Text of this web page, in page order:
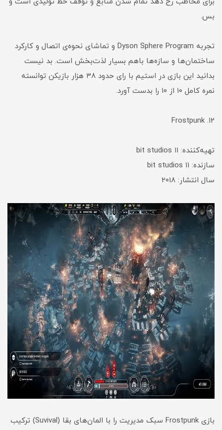
بس.
تجربه Dyson Sphere Program و تماشای نحوه‌ی اتصال و کارکرد
ساختمان‌ها و سازه‌ها باهم بسیار لذت‌بخش است. بد نیست
بدانید این بازی در استیم با رای حدود ۳۸ هزار بازیکن توانسته
نمره کامل ۱۰ از ۱۰ را بدست آورد.
۱۲. Frostpunk
تهیه‌کننده: ۱۱ bit studios
سازنده: ۱۱ bit studios
سال انتشار: ۲۰۱۸
بازی Frostpunk سبک مدیریت را با المان‌های بقا (Suvival) ترکیب